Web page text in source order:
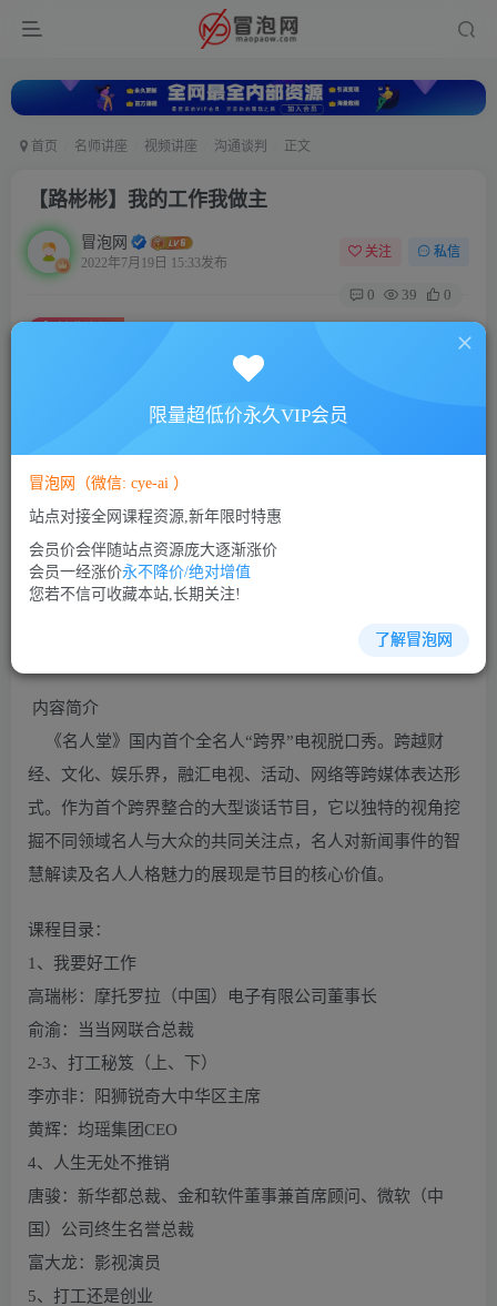
首页 名师讲座 视频讲座 沟通谈判 正文
【路彬彬】我的工作我做主
冒泡网
2022年7月19日 15:33发布
关注 私信
0 39 0
此内容为付费资源，请付费后查看
5
VIP会员 免费
立即购买
您当前未登录！建议登陆后购买，可保存购买订单
内容简介
《名人堂》国内首个全名人“跨界”电视脱口秀。跨越财
经、文化、娱乐界，融汇电视、活动、网络等跨媒体表达形
式。作为首个跨界整合的大型谈话节目，它以独特的视角挖
掘不同领域名人与大众的共同关注点，名人对新闻事件的智
慧解读及名人人格魅力的展现是节目的核心价值。
课程目录：
1、我要好工作
高瑞彬：摩托罗拉（中国）电子有限公司董事长
俞渝：当当网联合总裁
2-3、打工秘笈（上、下）
李亦非：阳狮锐奇大中华区主席
黄辉：均瑶集团CEO
4、人生无处不推销
唐骏：新华都总裁、金和软件董事兼首席顾问、微软（中
国）公司终生名誉总裁
富大龙：影视演员
5、打工还是创业
限量超低价永久VIP会员
冒泡网（微信: cye-ai ）
站点对接全网课程资源,新年限时特惠
会员价会伴随站点资源庞大逐渐涨价
会员一经涨价永不降价/绝对增值
您若不信可收藏本站,长期关注!
了解冒泡网